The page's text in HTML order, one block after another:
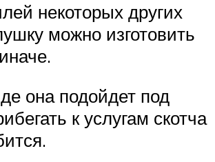
некоторых других
можно изготовить
она подойдет под
к услугам скотча